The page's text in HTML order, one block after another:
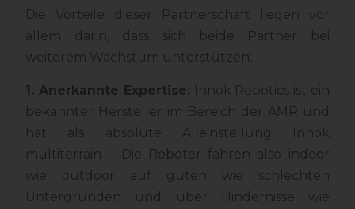
Die Vorteile dieser Partnerschaft liegen vor
allem darin, dass sich beide Partner bei
weiterem Wachstum unterstützen:
1. Anerkannte Expertise: Innok Robotics ist ein
bekannter Hersteller im Bereich der AMR und
hat als absolute Alleinstellung Innok
multiterrain – Die Roboter fahren also indoor
wie outdoor auf guten wie schlechten
Untergründen und über Hindernisse wie